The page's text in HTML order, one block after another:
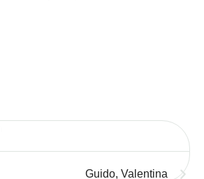
Guido, Valentina